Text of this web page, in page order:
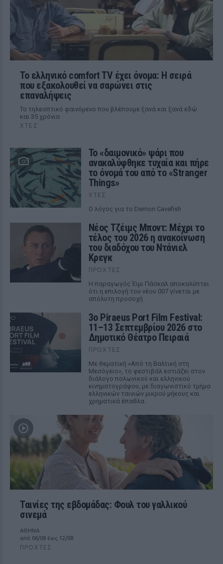
Το ελληνικό comfort TV έχει όνομα: Η σειρά
που εξακολουθεί να σαρώνει στις
επαναλήψεις
Το τηλεοπτικό φαινόμενο που βλέπουμε ξανά και ξανά εδώ
και 35 χρόνια
ΧΤΕΣ
Το «δαιμονικό» ψάρι που
ανακαλύφθηκε τυχαία και πήρε
το όνομά του από το «Stranger
Things»
ΧΤΕΣ
Ο λόγος για το Demon Cavefish
Νέος Τζέιμς Μποντ: Μέχρι το
τέλος του 2026 η ανακοίνωση
του διαδόχου του Ντάνιελ
Κρεγκ
ΠΡΟΧΤΈΣ
Η παραγωγός Έιμι Πάσκαλ αποκαλύπτει
ότι η επιλογή του νέου 007 γίνεται με
απόλυτη προσοχή
3ο Piraeus Port Film Festival:
11–13 Σεπτεμβρίου 2026 στο
Δημοτικό Θέατρο Πειραιά
ΠΡΟΧΤΈΣ
Με θεματική «Από τη Βαλτική στη
Μεσόγειο», το φεστιβάλ εστιάζει στον
διάλογο πολωνικού και ελληνικού
κινηματογράφου, με διαγωνιστικό τμήμα
ελληνικών ταινιών μικρού μήκους και
χρηματικά έπαθλα.
Ταινίες της εβδομάδας: Φουλ του γαλλικού
σινεμά
ΑΘΗΝΑ
από 06/08 έως 12/08
ΠΡΟΧΤΈΣ